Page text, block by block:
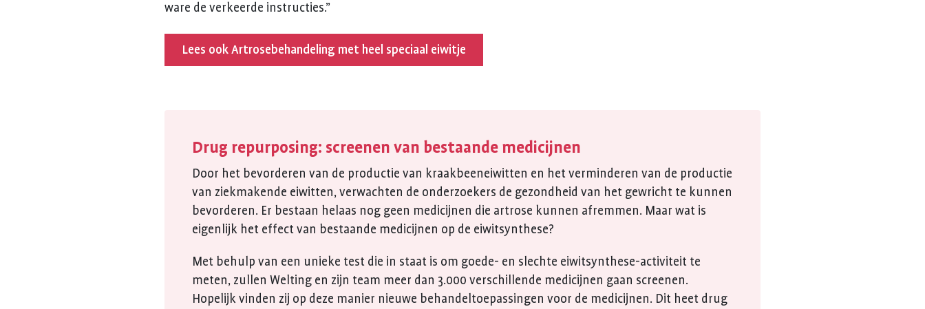
ware de verkeerde instructies.”
Lees ook Artrosebehandeling met heel speciaal eiwitje
Drug repurposing: screenen van bestaande medicijnen
Door het bevorderen van de productie van kraakbeeneiwitten en het verminderen van de productie
van ziekmakende eiwitten, verwachten de onderzoekers de gezondheid van het gewricht te kunnen
bevorderen. Er bestaan helaas nog geen medicijnen die artrose kunnen afremmen. Maar wat is
eigenlijk het effect van bestaande medicijnen op de eiwitsynthese?
Met behulp van een unieke test die in staat is om goede- en slechte eiwitsynthese-activiteit te
meten, zullen Welting en zijn team meer dan 3.000 verschillende medicijnen gaan screenen.
Hopelijk vinden zij op deze manier nieuwe behandeltoepassingen voor de medicijnen. Dit heet drug